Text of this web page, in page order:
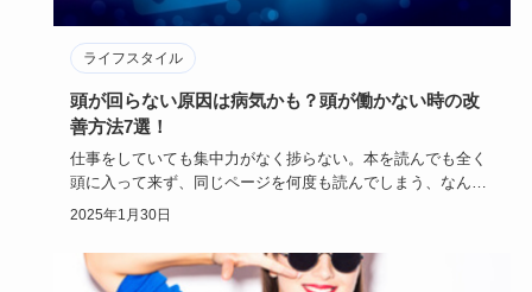
ライフスタイル
頭が回らない原因は病気かも？頭が働かない時の改
善方法7選！
仕事をしていても集中力がなく捗らない。本を読んでも全く
頭に入って来ず、同じページを何度も読んでしまう、なんて
ことありません…
2025年1月30日